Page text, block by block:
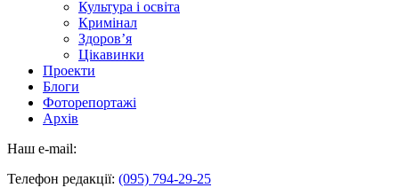
Культура і освіта
Кримінал
Здоров’я
Цікавинки
Проекти
Блоги
Фоторепортажі
Архів
Наш e-mail:
Телефон редакції: (095) 794-29-25